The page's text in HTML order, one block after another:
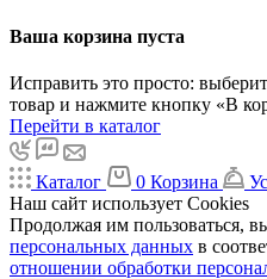
Ваша корзина пуста
Исправить это просто:
товар и нажмите кнопку «В
Перейти в каталог
Каталог 0 Корзина
Наш сайт использует Cookies
Продолжая им пользоваться,
персональных данных в
отношении обработки